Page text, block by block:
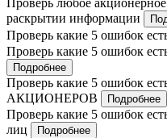
Проверь любое
раскрытии информации
Проверь какие 5 ошибок
Проверь какие 5 ошибок
Подробнее
Проверь какие 5 ошибок
АКЦИОНЕРОВ
Подробнее
Проверь какие 5 ошибок
лиц
Подробнее